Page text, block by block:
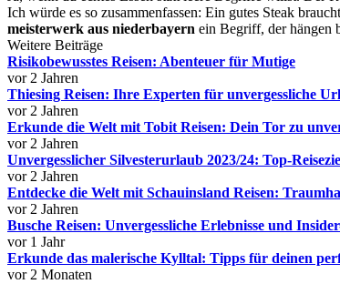
Ich würde es so zusammenfassen: Ein gutes Steak
meisterwerk aus niederbayern ein Begriff, der hängen
Weitere Beiträge
Risikobewusstes Reisen: Abenteuer für Mutige
vor 2 Jahren
Thiesing Reisen: Ihre Experten für unvergessliche
vor 2 Jahren
Erkunde die Welt mit Tobit Reisen: Dein Tor zu
vor 2 Jahren
Unvergesslicher Silvesterurlaub 2023/24: Top-
vor 2 Jahren
Entdecke die Welt mit Schauinsland Reisen:
vor 2 Jahren
Busche Reisen: Unvergessliche Erlebnisse und
vor 1 Jahr
Erkunde das malerische Kylltal: Tipps für deinen
vor 2 Monaten